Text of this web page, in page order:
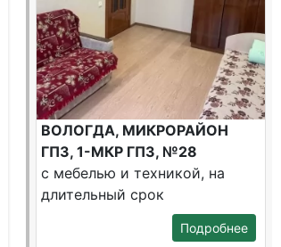
ВОЛОГДА, МИКРОРАЙОН
ГПЗ, 1-МКР ГПЗ, №28
с мебелью и техникой, на
длительный срок
Подробнее